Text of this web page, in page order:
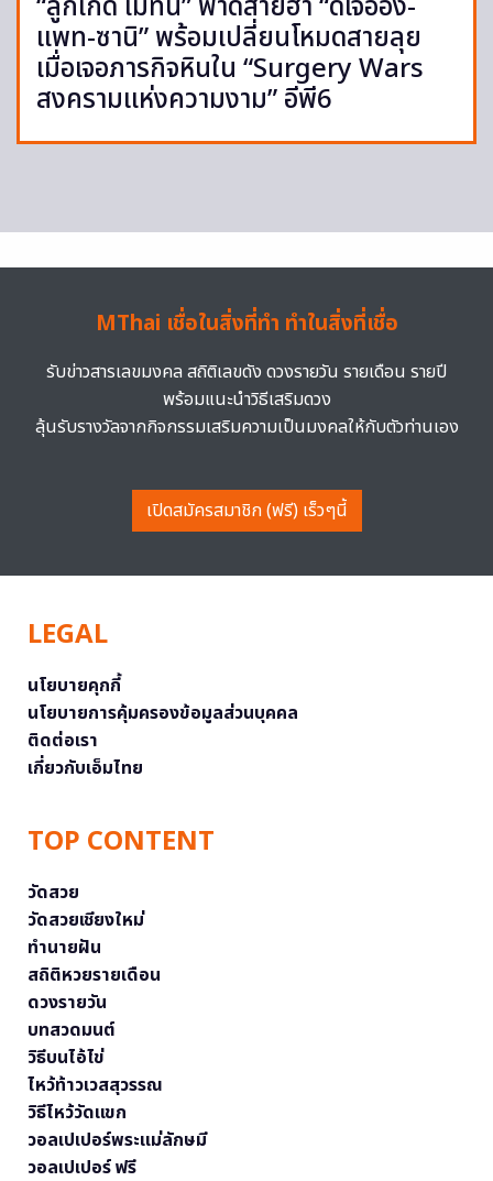
แพท-ซานิ” พร้อมเปลี่ยนโหมดสายลุย
เมื่อเจอภารกิจหินใน “Surgery Wars
สงครามแห่งความงาม” อีพี6
MThai เชื่อในสิ่งที่ทำ ทำในสิ่งที่เชื่อ
รับข่าวสารเลขมงคล สถิติเลขดัง ดวงรายวัน รายเดือน รายปี
พร้อมแนะนำวิธีเสริมดวง
ลุ้นรับรางวัลจากกิจกรรมเสริมความเป็นมงคลให้กับตัวท่านเอง
เปิดสมัครสมาชิก (ฟรี) เร็วๆนี้
LEGAL
นโยบายคุกกี้
นโยบายการคุ้มครองข้อมูลส่วนบุคคล
ติดต่อเรา
เกี่ยวกับเอ็มไทย
TOP CONTENT
วัดสวย
วัดสวยเชียงใหม่
ทำนายฝัน
สถิติหวยรายเดือน
ดวงรายวัน
บทสวดมนต์
วิธีบนไอ้ไข่
ไหว้ท้าวเวสสุวรรณ
วิธีไหว้วัดแขก
วอลเปเปอร์พระแม่ลักษมี
วอลเปเปอร์ ฟรี